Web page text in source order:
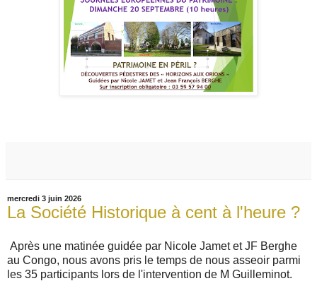
mercredi 3 juin 2026
La Société Historique à cent à l'heure ?
Après une matinée guidée par Nicole Jamet et JF Berghe
au Congo, nous avons pris le temps de nous asseoir parmi
les 35 participants lors de l'intervention de M Guilleminot.